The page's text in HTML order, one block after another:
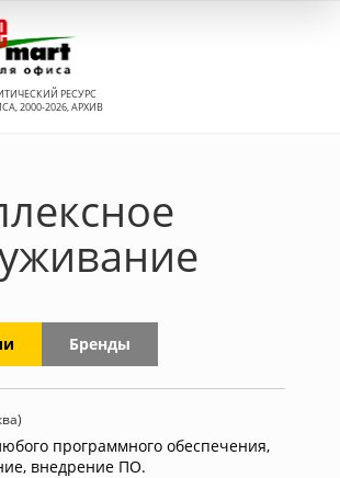
РЕСУРС
2000-2026, АРХИВ
Бренды
программного обеспечения,
внедрение ПО.